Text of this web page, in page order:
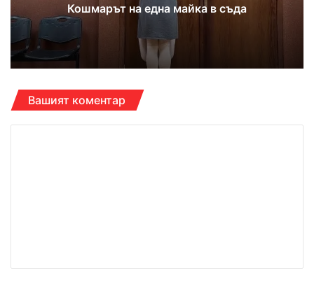
Кошмарът на една майка в съда
Вашият коментар